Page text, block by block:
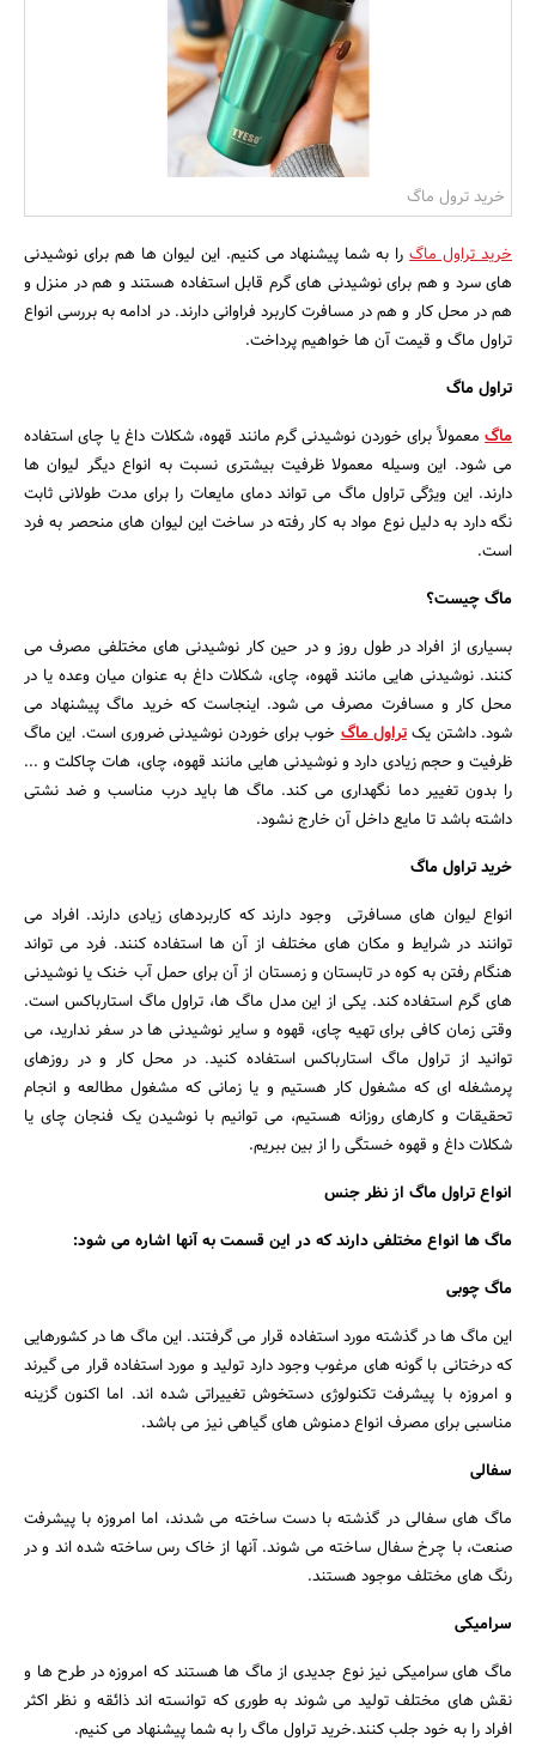
جستجو
خرید ترول ماگ
خرید تراول ماگرا به شما پیشنهاد می کنیم. این لیوان ها هم برای نوشیدنی
های سرد و هم برای نوشیدنی های گرم قابل استفاده هستند و هم در منزل و
هم در محل کار و هم در مسافرت کاربرد فراوانی دارند. در ادامه به بررسی انواع
تراول ماگ و قیمت آن ها خواهیم پرداخت.
تراول ماگ
ماگ معمولاً برای خوردن نوشیدنی گرم مانند قهو‌‌ه، شکلات داغ یا چای استفاد‌‌ه
می شود. این وسیله معمولا ظرفیت بیشتری نسبت به انواع دیگر لیوان ها
دارند. این ویژگی تراول ماگ می تواند دمای مایعات را برای مدت طولانی ثابت
نگه دارد به دلیل نوع مواد به کار رفته در ساخت این لیوان های منحصر به فرد
است.
ماگ چیست؟
بسیاری از افراد در طول روز و در حین کار نوشیدنی های مختلفی مصرف می
کنند. نوشیدنی هایی مانند قهوه، چای، شکلات داغ به عنوان میان وعده یا در
محل کار و مسافرت مصرف می شود. اینجاست که خرید ماگ پیشنهاد می
شود. داشتن یکتراول ماگخوب برای خوردن نوشیدنی ضروری است. این ماگ
ظرفیت و حجم زیادی دارد و نوشیدنی هایی مانند قهوه، چای، هات چاکلت و ...
را بدون تغییر دما نگهداری می کند. ماگ ها باید درب مناسب و ضد نشتی
داشته باشد تا مایع داخل آن خارج نشود.
خرید تراول ماگ
انواع لیوان های مسافرتی وجود دارند که کاربردهای زیادی دارند. افراد می
توانند در شرایط و مکان های مختلف از آن ها استفاده کنند. فرد می تواند
هنگام رفتن به کوه در تابستان و زمستان از آن برای حمل آب خنک یا نوشیدنی
های گرم استفاده کند. یکی از این مدل ماگ ها، تراول ماگ استارباکس است.
وقتی زمان کافی برای تهیه چای، قهوه و سایر نوشیدنی ها در سفر ندارید، می
توانید از تراول ماگ استارباکس استفاده کنید. در محل کار و در روزهای
پرمشغله ای که مشغول کار هستیم و یا زمانی که مشغول مطالعه و انجام
تحقیقات و کارهای روزانه هستیم، می توانیم با نوشیدن یک فنجان چای یا
شکلات داغ و قهوه خستگی را از بین ببریم.
انواع تراول ماگ از نظر جنس
ماگ ها انواع مختلفی دارند که در این قسمت به آنها اشاره می شود:
ماگ چوبی
این ماگ ها در گذشته مورد استفاده قرار می گرفتند. این ماگ ها در کشورهایی
که درختانی با گونه های مرغوب وجود دارد تولید و مورد استفاده قرار می گیرند
و امروزه با پیشرفت تکنولوژی دستخوش تغییراتی شد‌ه اند. اما اکنون گزینه
مناسبی برای مصرف انواع دمنوش های گیاهی نیز می باشد.
سفالی
ماگ های سفالی در گذشته با دست ساخته می شدند، اما امروزه با پیشرفت
صنعت، با چرخ سفال ساخته می شوند. آنها از خاک رس ساخته شد‌ه اند و در
رنگ های مختلف موجود هستند.
سرامیکی
ماگ های سرامیکی نیز نوع جدیدی از ماگ ها هستند که امروزه در طرح ها و
نقش های مختلف تولید می شوند به طوری که توانسته اند ذائقه و نظر اکثر
افراد را به خود جلب کنند.خرید تراول ماگ را به شما پیشنهاد می کنیم.